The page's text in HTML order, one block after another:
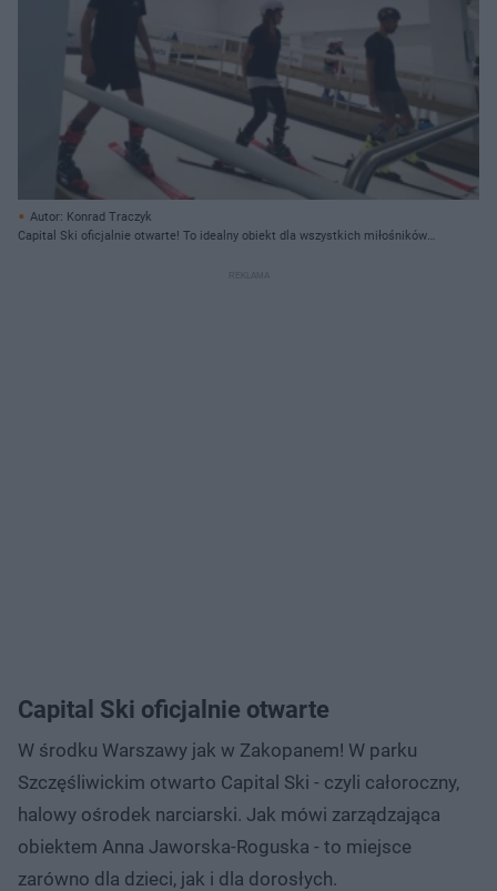
Autor: Konrad Traczyk
Capital Ski oficjalnie otwarte! To idealny obiekt dla wszystkich miłośników
Capital Ski oficjalnie otwarte
W środku Warszawy jak w Zakopanem! W parku
Szczęśliwickim otwarto Capital Ski - czyli całoroczny,
halowy ośrodek narciarski. Jak mówi zarządzająca
obiektem Anna Jaworska-Roguska - to miejsce
zarówno dla dzieci, jak i dla dorosłych.